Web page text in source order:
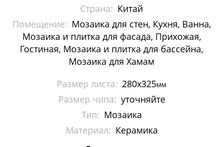
Премиум
Стиль
Фантазия
Мозаика Imagine Mosaic
Мозаика Irida
Страна: Китай
Помещение: Мозаика для стен, Кухня, Ванна,
Мозаика и плитка для фасада, Прихожая,
Гостиная, Мозаика и плитка для бассейна,
Мозаика для Хамам
Размер листа: 280x325мм
Размер чипа: уточняйте
Тип: Мозаика
Материал: Керамика